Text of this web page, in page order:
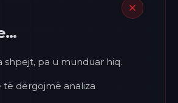
shpejt, pa u munduar hiq.
dërgojmë analiza